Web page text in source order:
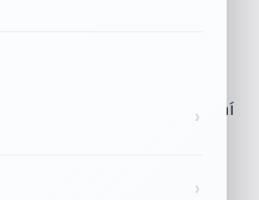
›
›
uzavřely obchodování
tlačí akcie Chipotle